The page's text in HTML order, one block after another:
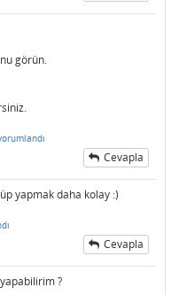
görün.
Cevapla
yapmak daha kolay :)
Cevapla
?